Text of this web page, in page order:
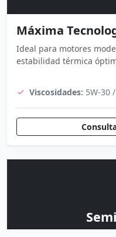
Máxima
Ideal para motores
estabilidad térmica
Viscosidades: 5W-30